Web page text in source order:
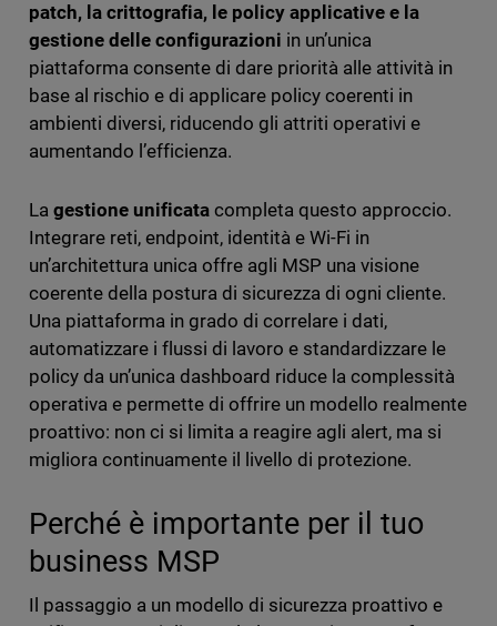
patch, la crittografia, le policy applicative e la
gestione delle configurazioni in un’unica
piattaforma consente di dare priorità alle attività in
base al rischio e di applicare policy coerenti in
ambienti diversi, riducendo gli attriti operativi e
aumentando l’efficienza.
La gestione unificatacompleta questo approccio.
Integrare reti, endpoint, identità e Wi-Fi in
un’architettura unica offre agli MSP una visione
coerente della postura di sicurezza di ogni cliente.
Una piattaforma in grado di correlare i dati,
automatizzare i flussi di lavoro e standardizzare le
policy da un’unica dashboard riduce la complessità
operativa e permette di offrire un modello realmente
proattivo: non ci si limita a reagire agli alert, ma si
migliora continuamente il livello di protezione.
Perché è importante per il tuo
business MSP
Il passaggio a un modello di sicurezza proattivo e